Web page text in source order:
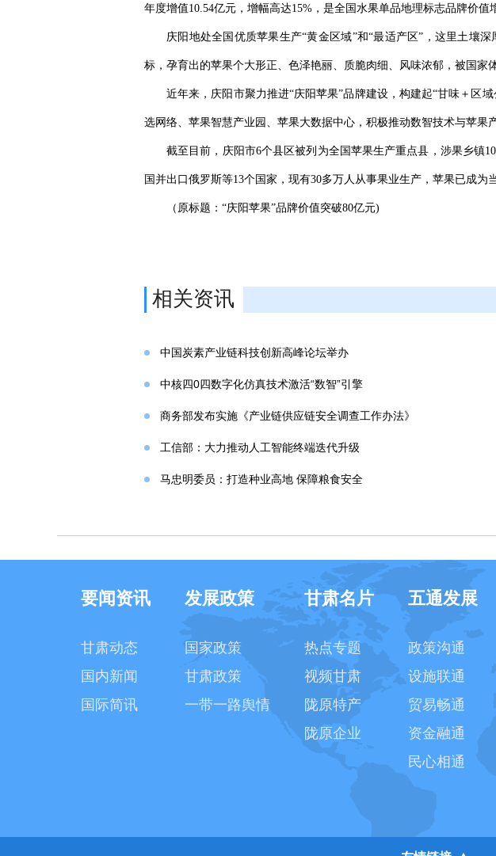
年度增值10.54亿元，增幅高达15%，是全国水果单品地理标志品牌价值
庆阳地处全国优质苹果生产“黄金区域”和“最适产区”，这里土壤
标，孕育出的苹果个大形正、色泽艳丽、质脆肉细、风味浓郁，被国家
近年来，庆阳市聚力推进“庆阳苹果”品牌建设，构建起“甘味＋区
选网络、苹果智慧产业园、苹果大数据中心，积极推动数智技术与苹果
截至目前，庆阳市6个县区被列为全国苹果生产重点县，涉果乡镇
国并出口俄罗斯等13个国家，现有30多万人从事果业生产，苹果已成为
（原标题：“庆阳苹果”品牌价值突破80亿元)
相关资讯
中国炭素产业链科技创新高峰论坛举办
中核四0四数字化仿真技术激活“数智”引擎
商务部发布实施《产业链供应链安全调查工作办法》
工信部：大力推动人工智能终端迭代升级
马忠明委员：打造种业高地 保障粮食安全
要闻资讯
甘肃动态
国内新闻
国际简讯
发展政策
国家政策
甘肃政策
一带一路舆情
甘肃名片
热点专题
视频甘肃
陇原特产
陇原企业
五通发展
政策沟通
设施联通
贸易畅通
资金融通
民心相通